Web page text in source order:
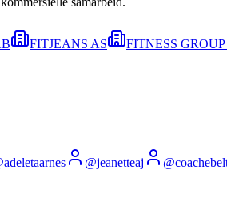
FITJEANS AS FITNESS
adeletaarnes @jeanetteaj @